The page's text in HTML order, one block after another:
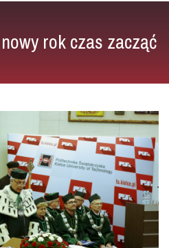
rok czas zacząć